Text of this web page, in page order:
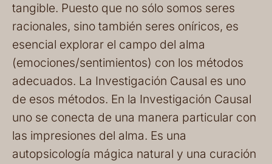
tangible. Puesto que no sólo somos seres
racionales, sino también seres oníricos, es
esencial explorar el campo del alma
(emociones/sentimientos) con los métodos
adecuados. La Investigación Causal es uno
de esos métodos. En la Investigación Causal
uno se conecta de una manera particular con
las impresiones del alma. Es una
autopsicología mágica natural y una curación